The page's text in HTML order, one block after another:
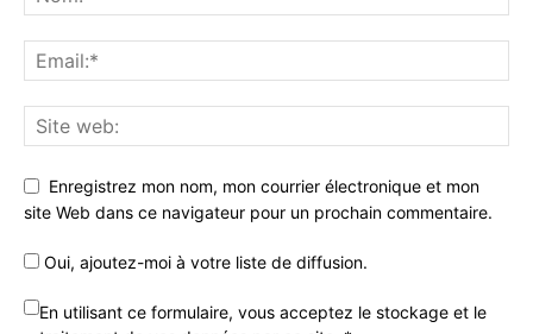
Enregistrez mon nom, mon courrier électronique et mon
site Web dans ce navigateur pour un prochain commentaire.
Oui, ajoutez-moi à votre liste de diffusion.
En utilisant ce formulaire, vous acceptez le stockage et le